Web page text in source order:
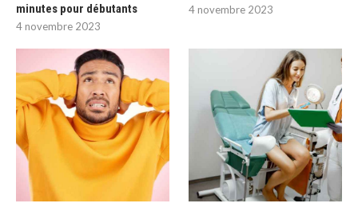
minutes pour débutants
4 novembre 2023
4 novembre 2023